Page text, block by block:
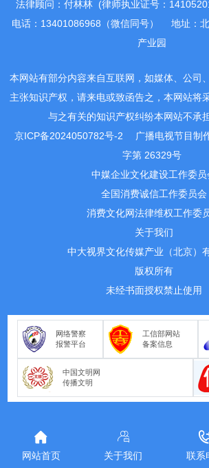
法律顾问：付林林 (律师执业证号：
电话：13401086968（微信同号）
地址：
产业园
本网站有部分内容来自互联网，如媒体、公司
主张知识产权，请来电或致函告之，本网站将
与之有关的知识产权纠纷本网站不承
京ICP备2024050782号-2
广播电视节目制
字第 26329号
中媒企业文化建设工作委员
全国消费诚信工作委员会
消费文化网法律维权工作委
关于我们
中大视界文化传媒产业（北京）
版权所有
未经书面授权禁止使用
网络警察
报警平台
工信部网站
备案信息
中国文明网
传播文明
网站首页 关于我们 联系